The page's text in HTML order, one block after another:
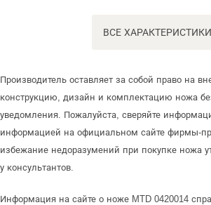
ВСЕ ХАРАКТЕРИСТИКИ
Производитель оставляет за собой право на
конструкцию, дизайн и комплектацию ножа
уведомления. Пожалуйста, сверяйте
информацией на официальном сайте фирмы-
избежание недоразумений при покупке ножа
у консультантов.
Информация на сайте о ноже MTD 0420014